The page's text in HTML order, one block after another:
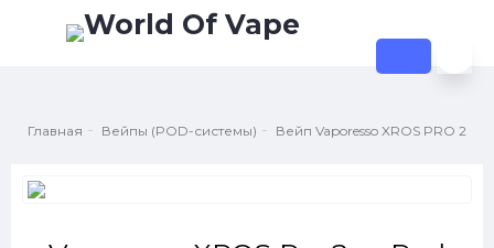
Главная Вейпы (POD-системы) Вейп Vaporesso XROS PRO 2